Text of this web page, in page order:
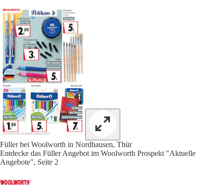
Füller bei Woolworth in Nordhausen, Thür
Entdecke das Füller Angebot im Woolworth Prospekt "Aktuelle
Angebote", Seite 2